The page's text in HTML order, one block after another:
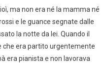
ma non era né la mamma né
e le guance segnate dalle
la notte da lei. Quando il
che era partito urgentemente
era pianista e non lavorava